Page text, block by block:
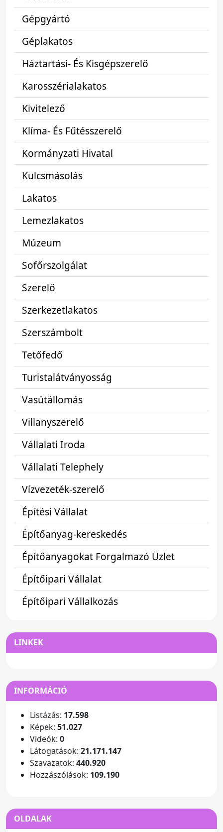
Gépgyártó
Géplakatos
Háztartási- És Kisgépszerelő
Karosszérialakatos
Kivitelező
Klíma- És Fűtésszerelő
Kormányzati Hivatal
Kulcsmásolás
Lakatos
Lemezlakatos
Múzeum
Sofőrszolgálat
Szerelő
Szerkezetlakatos
Szerszámbolt
Tetőfedő
Turistalátványosság
Vasútállomás
Villanyszerelő
Vállalati Iroda
Vállalati Telephely
Vízvezeték-szerelő
Építési Vállalat
Építőanyag-kereskedés
Építőanyagokat Forgalmazó Üzlet
Építőipari Vállalat
Építőipari Vállalkozás
LINKEK
INFORMÁCIÓ
Listázás: 17.598
Képek: 51.027
Videók: 0
Látogatások: 21.171.147
Szavazatok: 440.920
Hozzászólások: 109.190
OLDALAK